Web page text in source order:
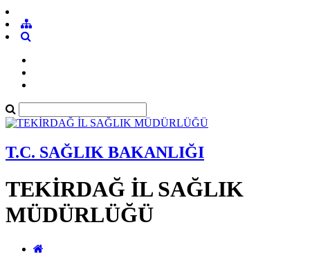
T.C. SAĞLIK BAKANLIĞI
TEKİRDAĞ İL SAĞLIK
MÜDÜRLÜĞÜ